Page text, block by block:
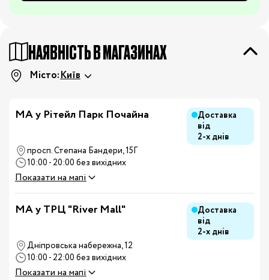
НАЯВНІСТЬ В МАГАЗИНАХ
Місто:Київ
МА у Рітейл Парк Почайна
Доставка
від
2-х днів
просп. Степана Бандери, 15Г
10:00 - 20:00 без вихідних
Показати на мапі
MA у ТРЦ "River Mall"
Доставка
від
2-х днів
Дніпровська набережна, 12
10:00 - 22:00 без вихідних
Показати на мапі